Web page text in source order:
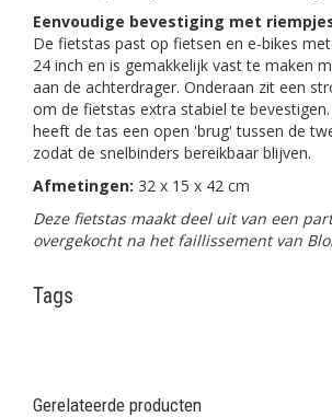
Eenvoudige bevestiging met
De fietstas past op fietsen en e-bikes
24 inch en is gemakkelijk vast te maken
aan de achterdrager. Onderaan zit een
om de fietstas extra stabiel te
heeft de tas een open 'brug' tussen de
zodat de snelbinders bereikbaar blijven.
Afmetingen: 32 x 15 x 42 cm
Deze fietstas maakt deel uit van een
overgekocht na het faillissement van
Tags
Gerelateerde producten